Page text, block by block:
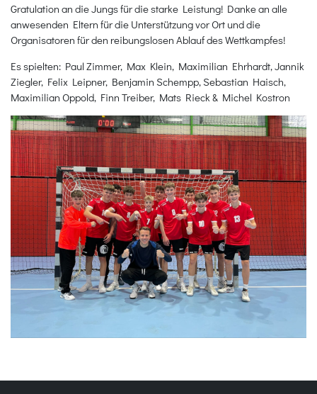
Gratulation an die Jungs für die starke Leistung! Danke an alle
anwesenden Eltern für die Unterstützung vor Ort und die
Organisatoren für den reibungslosen Ablauf des Wettkampfes!
Es spielten: Paul Zimmer, Max Klein, Maximilian Ehrhardt, Jannik
Ziegler, Felix Leipner, Benjamin Schempp, Sebastian Haisch,
Maximilian Oppold, Finn Treiber, Mats Rieck & Michel Kostron